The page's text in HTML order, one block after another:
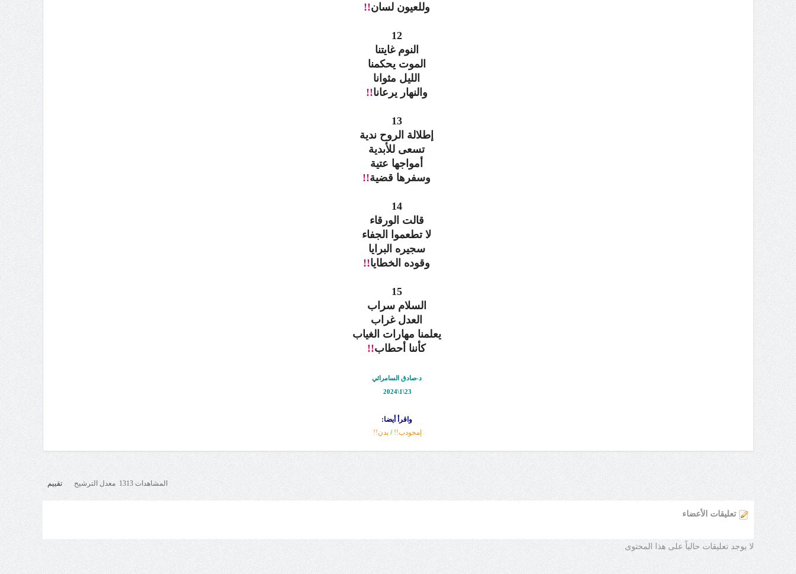
وللعيون لسان!!
12
النوم غايتنا
الموت يحكمنا
الليل مثوانا
والنهار يرعانا!!
13
إطلالة الروح ندية
تسعى للأبدية
أمواجها عتية
وسفرها قضية!!
14
قالت الورقاء
لا تطعموا الجفاء
سجيره البرايا
وقوده الخطايا!!
15
السلام سراب
العدل غراب
يعلمنا مهارات الغياب
كأننا أحطاب!!
د-صادق السامرائي
واقرأ أيضا:
إمحودب!! /بدن!!
المشاهدات 1313 معدل الترشيح تقييم
تعليقات الأعضاء
لا يوجد تعليقات حالياً على هذا المحتوى